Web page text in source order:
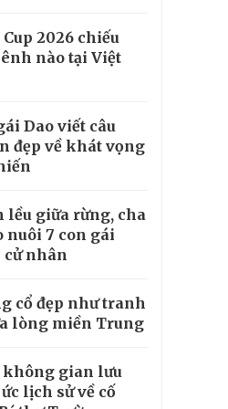
2026 chiếu
nào tại Việt
Dao viết câu
đẹp về khát vọng
lều giữa rừng, cha
nuôi 7 con gái
nhân
cổ đẹp như tranh
lòng miền Trung
không gian lưu
lịch sử về cố